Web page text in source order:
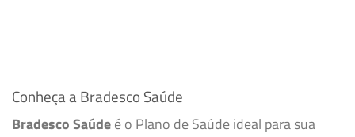
Conheça a Bradesco Saúde
Bradesco Saúdeé o Plano de Saúde ideal para sua